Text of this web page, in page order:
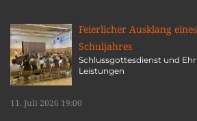
Feierlicher Ausklang
Schuljahres
Schlussgottesdienst und
Leistungen
11. Juli 2026 19:00